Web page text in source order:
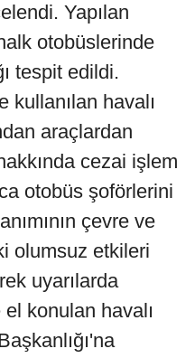
Yapılan
otobüslerinde
tespit edildi.
kullanılan havalı
araçlardan
cezai işlem
otobüs şoförlerini
çevre ve
olumsuz etkileri
uyarılarda
konulan havalı